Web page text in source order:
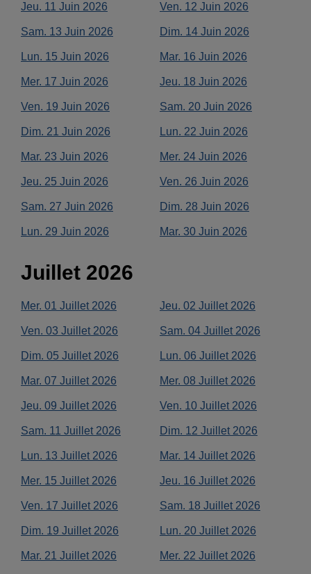
Jeu. 11 Juin 2026 Ven. 12 Juin 2026
Sam. 13 Juin 2026 Dim. 14 Juin 2026
Lun. 15 Juin 2026 Mar. 16 Juin 2026
Mer. 17 Juin 2026 Jeu. 18 Juin 2026
Ven. 19 Juin 2026 Sam. 20 Juin 2026
Dim. 21 Juin 2026 Lun. 22 Juin 2026
Mar. 23 Juin 2026 Mer. 24 Juin 2026
Jeu. 25 Juin 2026 Ven. 26 Juin 2026
Sam. 27 Juin 2026 Dim. 28 Juin 2026
Lun. 29 Juin 2026 Mar. 30 Juin 2026
Juillet 2026
Mer. 01 Juillet 2026 Jeu. 02 Juillet 2026
Ven. 03 Juillet 2026 Sam. 04 Juillet 2026
Dim. 05 Juillet 2026 Lun. 06 Juillet 2026
Mar. 07 Juillet 2026 Mer. 08 Juillet 2026
Jeu. 09 Juillet 2026 Ven. 10 Juillet 2026
Sam. 11 Juillet 2026 Dim. 12 Juillet 2026
Lun. 13 Juillet 2026 Mar. 14 Juillet 2026
Mer. 15 Juillet 2026 Jeu. 16 Juillet 2026
Ven. 17 Juillet 2026 Sam. 18 Juillet 2026
Dim. 19 Juillet 2026 Lun. 20 Juillet 2026
Mar. 21 Juillet 2026 Mer. 22 Juillet 2026